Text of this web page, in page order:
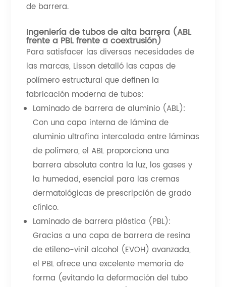
de barrera.
Ingeniería de tubos de alta barrera (ABL
frente a PBL frente a coextrusión)
Para satisfacer las diversas necesidades de
las marcas, Lisson detalló las capas de
polímero estructural que definen la
fabricación moderna de tubos:
Laminado de barrera de aluminio (ABL):
Con una capa interna de lámina de
aluminio ultrafina intercalada entre láminas
de polímero, el ABL proporciona una
barrera absoluta contra la luz, los gases y
la humedad, esencial para las cremas
dermatológicas de prescripción de grado
clínico.
Laminado de barrera plástica (PBL):
Gracias a una capa de barrera de resina
de etileno-vinil alcohol (EVOH) avanzada,
el PBL ofrece una excelente memoria de
forma (evitando la deformación del tubo